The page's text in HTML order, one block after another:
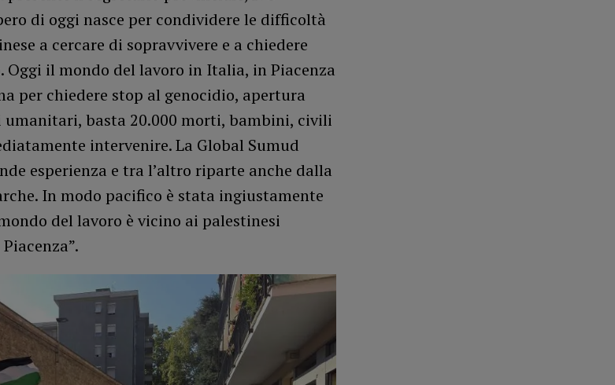
di oggi nasce per condividere le difficoltà
a cercare di sopravvivere e a chiedere
Oggi il mondo del lavoro in Italia, in Piacenza
per chiedere stop al genocidio, apertura
basta 20.000 morti, bambini, civili
intervenire. La Global Sumud
esperienza e tra l’altro riparte anche dalla
In modo pacifico è stata ingiustamente
del lavoro è vicino ai palestinesi